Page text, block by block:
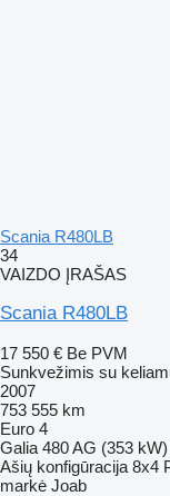
Scania R480LB
34
VAIZDO ĮRAŠAS
Scania R480LB
17 550 € Be PVM
Sunkvežimis su
2007
753 555 km
Euro 4
Galia 480 AG (353 kW)
Ašių konfigūracija 8x4
markė Joab